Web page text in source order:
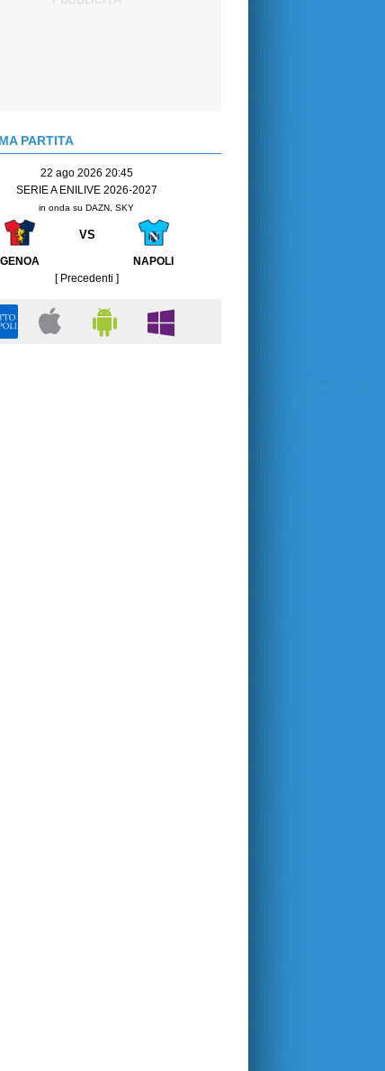
PARTITA
22 ago 2026 20:45
SERIE A ENILIVE 2026-2027
in onda su DAZN, SKY
VS
GENOA
NAPOLI
[ Precedenti ]